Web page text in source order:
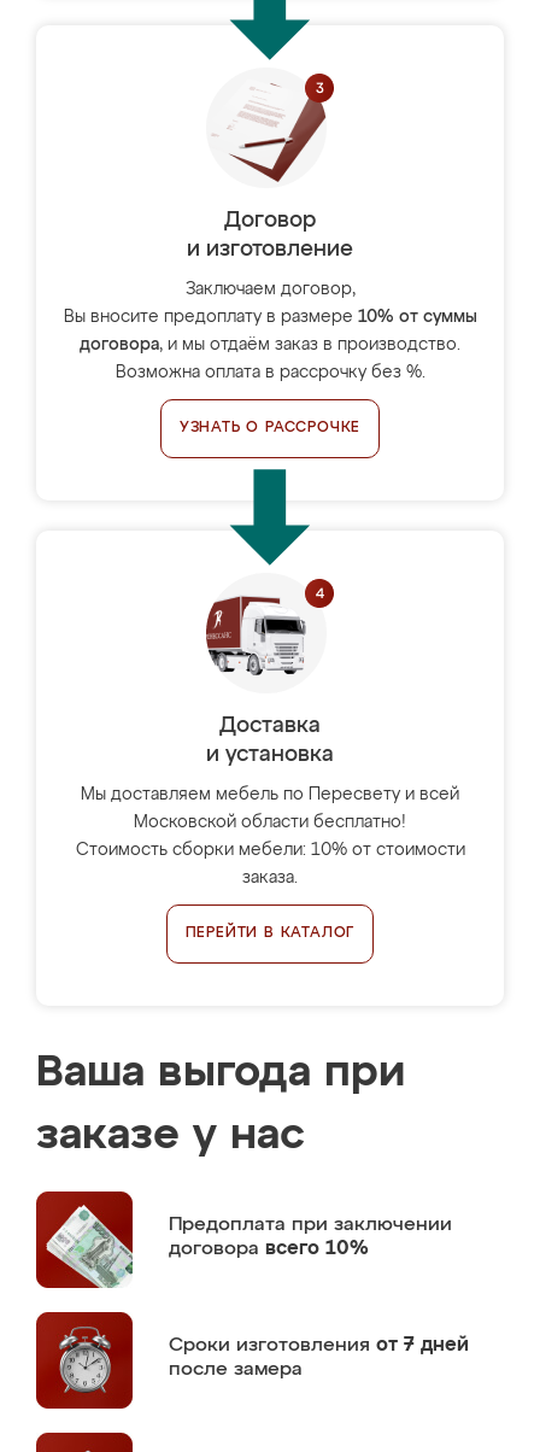
Договор
и изготовление
Заключаем договор,
Вы вносите предоплату в размере 10% от суммы
договора, и мы отдаём заказ в производство.
Возможна оплата в рассрочку без %.
УЗНАТЬ О РАССРОЧКЕ
Доставка
и установка
Мы доставляем мебель по Пересвету и всей
Московской области бесплатно!
Стоимость сборки мебели: 10% от стоимости
заказа.
ПЕРЕЙТИ В КАТАЛОГ
Ваша выгода при
заказе у нас
Предоплата при заключении
договора всего 10%
Сроки изготовления от 7 дней
после замера